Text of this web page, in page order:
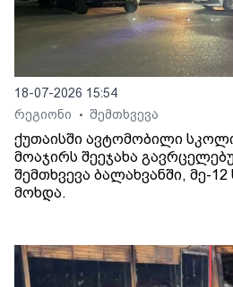
18-07-2026 15:54
რეგიონი
• შემთხვევა
ქუთაისში ავტომობილი
მოაჯირს შეეჯახა
შემთხვევა ბალახვანში, მე-
მოხდა.